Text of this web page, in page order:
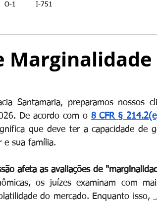
O-1 I-751
Marginalidade
Santamaria, preparamos nossos
De acordo com o 8 CFR §
que deve ter a capacidade de
e sua família.
afeta as avaliações de
os juízes examinam com
do mercado. Enquanto isso,